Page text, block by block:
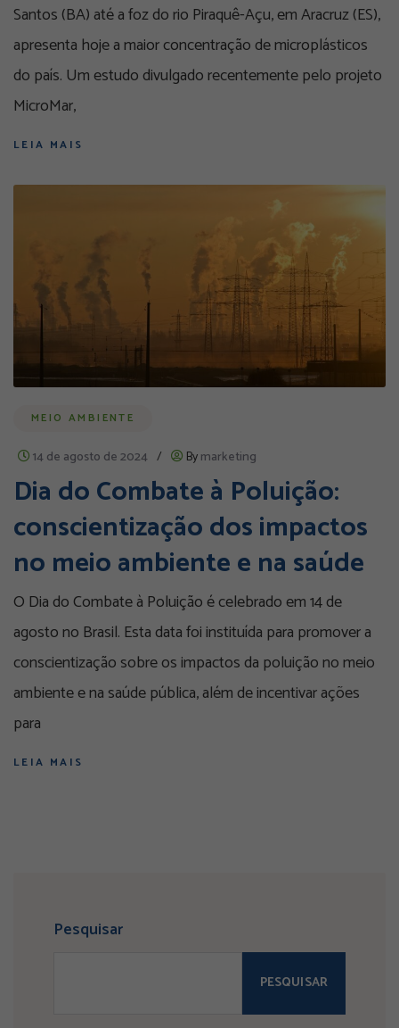
Santos (BA) até a foz do rio Piraquê-Açu, em Aracruz (ES),
apresenta hoje a maior concentração de microplásticos
do país. Um estudo divulgado recentemente pelo projeto
MicroMar,
LEIA MAIS
MEIO AMBIENTE
14 de agosto de 2024 / Bymarketing
Dia do Combate à Poluição:
conscientização dos impactos
no meio ambiente e na saúde
O Dia do Combate à Poluição é celebrado em 14 de
agosto no Brasil. Esta data foi instituída para promover a
conscientização sobre os impactos da poluição no meio
ambiente e na saúde pública, além de incentivar ações
para
LEIA MAIS
Pesquisar
PESQUISAR